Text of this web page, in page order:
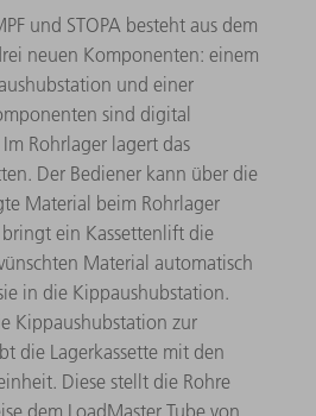
und STOPA besteht aus dem
neuen Komponenten: einem
und einer
sind digital
Rohrlager lagert das
Der Bediener kann über die
Material beim Rohrlager
ein Kassettenlift die
Material automatisch
in die Kippaushubstation.
Kippaushubstation zur
die Lagerkassette mit den
Diese stellt die Rohre
dem LoadMaster Tube von